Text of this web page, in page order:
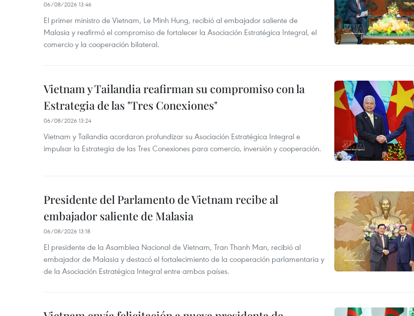
06/08/2026 13:46
El primer ministro de Vietnam, Le Minh Hung, recibió al embajador saliente de
Malasia y reafirmó el compromiso de fortalecer la Asociación Estratégica Integral, el
comercio y la cooperación bilateral.
Vietnam y Tailandia reafirman su compromiso con la
Estrategia de las "Tres Conexiones"
06/08/2026 13:24
Vietnam y Tailandia acordaron profundizar su Asociación Estratégica Integral e
impulsar la Estrategia de las Tres Conexiones para comercio, inversión y cooperación.
Presidente del Parlamento de Vietnam recibe al
embajador saliente de Malasia
06/08/2026 13:18
El presidente de la Asamblea Nacional de Vietnam, Tran Thanh Man, recibió al
embajador de Malasia y destacó el fortalecimiento de la cooperación parlamentaria y
de la Asociación Estratégica Integral entre ambos países.